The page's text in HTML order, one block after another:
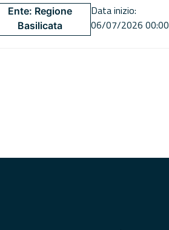
Ente: Regione
Basilicata
Data inizio:
06/07/2026 00:00